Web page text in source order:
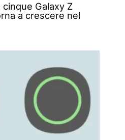
Galaxy Z
a crescere nel